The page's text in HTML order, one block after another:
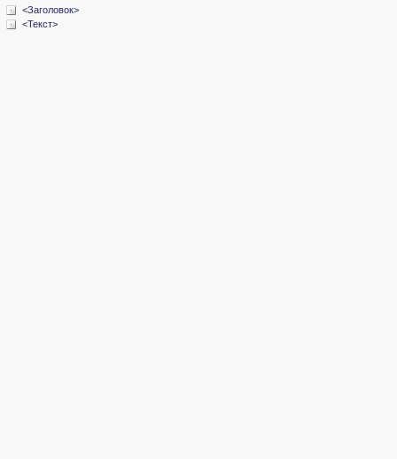
<Заголовок>
<Текст>